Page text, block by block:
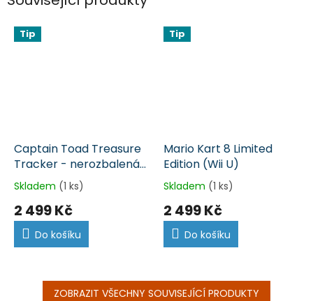
Tip
Captain Toad Treasure
Tracker - nerozbalená
(Wii U)
Skladem (1 ks)
2 499 Kč
Do košíku
Tip
Mario Kart 8 Limited
Edition (Wii U)
Skladem (1 ks)
2 499 Kč
Do košíku
ZOBRAZIT VŠECHNY SOUVISEJÍCÍ PRODUKTY